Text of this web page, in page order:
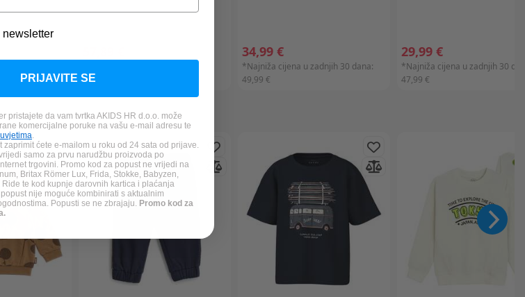
96,49 €
34,99 €
*Najniža cijena u zadnjih 30 dana:
49,99 €
29,99 €
*Najniža cijena u zadnjih 30
47,99 €
PRIJAVITE SE
pristajete da vam tvrtka AKIDS HR d.o.o. može
komercijalne poruke na vašu e-mail adresu te
zaprimit ćete e-mailom u roku od 24 sata od prijave.
samo za prvu narudžbu proizvoda po
trgovini. Promo kod za popust ne vrijedi na
Britax Römer Lux, Frida, Stokke, Babyzen,
Ride te kod kupnje darovnih kartica i plaćanja
nije moguće kombinirati s aktualnim
Popusti se ne zbrajaju. Promo kod za